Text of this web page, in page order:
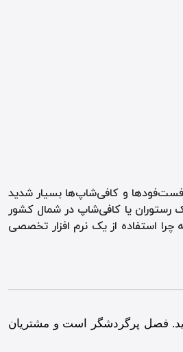
و کافی‌شاپ‌ها بسیار شدید
رستوران یا کافی‌شاپ در شمال کشور
استفاده از یک نرم افزار تخصصی
فصل پرگردشگر است و مشتریان